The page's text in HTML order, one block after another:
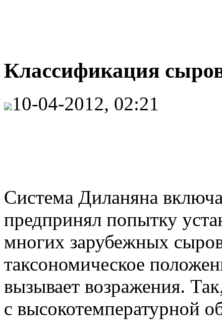
Классификация
10-04-2012, 02:21
Система Диланяна
предпринял попытку
многих зарубежных
таксономическое
вызывает возражения.
с высокотемпературной